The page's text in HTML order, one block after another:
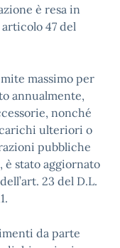
è resa in
47 del
massimo per
annualmente,
nonché
ulteriori o
pubbliche
è stato aggiornato
23 del D.L.
da parte